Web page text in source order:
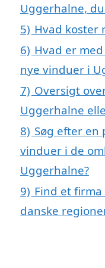
Uggerhalne,
5) Hvad koster
6) Hvad er
nye vinduer i
7) Oversigt
Uggerhalne
8) Søg efter en
vinduer i de
Uggerhalne?
9) Find et
danske